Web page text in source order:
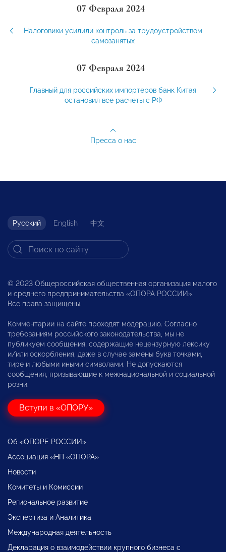
07 Февраля 2024
Налоговики усилили контроль за трудоустройством
самозанятых
07 Февраля 2024
Главный для российских импортеров банк Китая
остановил все расчеты с РФ
Пресса о нас
Русский English 中文
© 2023 Общероссийская общественная организация малого
и среднего предпринимательства «ОПОРА РОССИИ».
Все права защищены.
Комментарии на сайте проходят модерацию. Согласно
требованиям российского законодательства, мы не
публикуем сообщения, содержащие нецензурную лексику
и/или оскорбления, даже в случае замены букв точками,
тире и любыми иными символами. Не допускаются
сообщения, призывающие к межнациональной и социальной
розни.
Вступи в «ОПОРУ»
Об «ОПОРЕ РОССИИ»
Ассоциация «НП «ОПОРА»
Новости
Комитеты и Комиссии
Региональное развитие
Экспертиза и Аналитика
Международная деятельность
Декларация о взаимодействии крупного бизнеса с